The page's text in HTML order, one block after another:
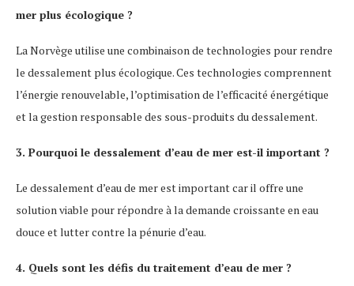
mer plus écologique ?
La Norvège utilise une combinaison de technologies pour rendre
le dessalement plus écologique. Ces technologies comprennent
l’énergie renouvelable, l’optimisation de l’efficacité énergétique
et la gestion responsable des sous-produits du dessalement.
3. Pourquoi le dessalement d’eau de mer est-il important ?
Le dessalement d’eau de mer est important car il offre une
solution viable pour répondre à la demande croissante en eau
douce et lutter contre la pénurie d’eau.
4. Quels sont les défis du traitement d’eau de mer ?